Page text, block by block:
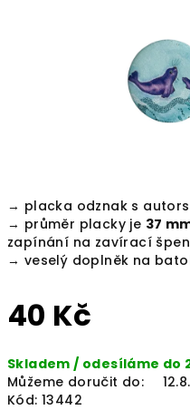
→ placka odznak s
→ průměr placky je 37
zapínání na zavírací
→ veselý doplněk na
40 Kč
cena:
Skladem / odesíláme do
Můžeme doručit do:
Kód: 13442